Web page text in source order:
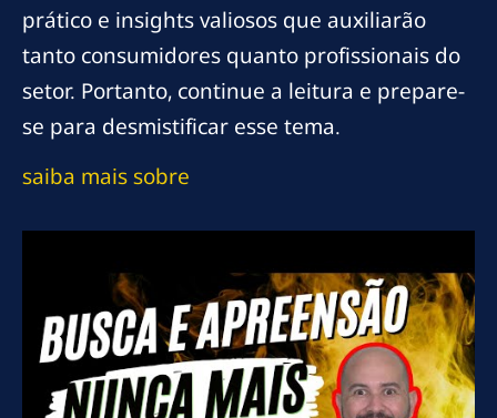
prático e insights valiosos que auxiliarão
tanto consumidores quanto profissionais do
setor. Portanto, continue a leitura e prepare-
se para desmistificar esse tema.
saiba mais sobre